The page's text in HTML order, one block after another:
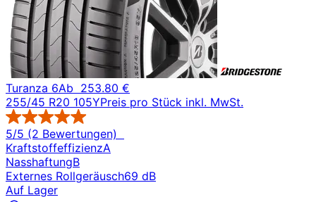
Turanza 6Ab 253.80 €
255/45 R20 105YPreis pro Stück inkl. MwSt.
5/5 (2 Bewertungen)
KraftstoffeffizienzA
NasshaftungB
Externes Rollgeräusch69 dB
Auf Lager